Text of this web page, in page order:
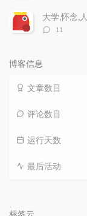
数：
大学,怀念,
评
11
博客信息
文章数目
评论数目
运行天数
最后活动